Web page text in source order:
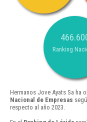
Ranking
Hermanos Jove Ayats Sa ha
Nacional de Empresas
respecto al año 2023.